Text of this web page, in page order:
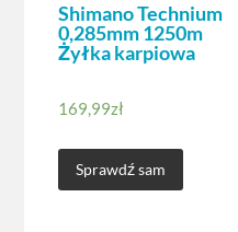
Shimano Technium
0,285mm 1250m
Żyłka karpiowa
169,99zł
Sprawdź sam